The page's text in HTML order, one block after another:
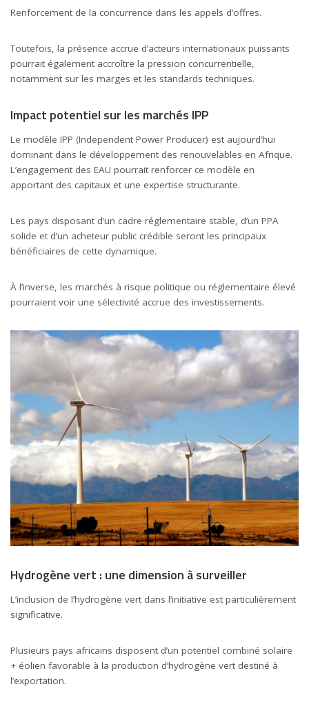
Renforcement de la concurrence dans les appels d’offres.
Toutefois, la présence accrue d’acteurs internationaux puissants
pourrait également accroître la pression concurrentielle,
notamment sur les marges et les standards techniques.
Impact potentiel sur les marchés IPP
Le modèle IPP (Independent Power Producer) est aujourd’hui
dominant dans le développement des renouvelables en Afrique.
L’engagement des EAU pourrait renforcer ce modèle en
apportant des capitaux et une expertise structurante.
Les pays disposant d’un cadre réglementaire stable, d’un PPA
solide et d’un acheteur public crédible seront les principaux
bénéficiaires de cette dynamique.
À l’inverse, les marchés à risque politique ou réglementaire élevé
pourraient voir une sélectivité accrue des investissements.
Hydrogène vert : une dimension à surveiller
L’inclusion de l’hydrogène vert dans l’initiative est particulièrement
significative.
Plusieurs pays africains disposent d’un potentiel combiné solaire
+ éolien favorable à la production d’hydrogène vert destiné à
l’exportation.